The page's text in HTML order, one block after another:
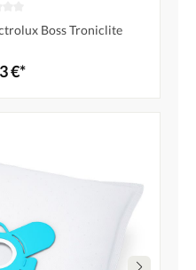
Boss Troniclite
€*